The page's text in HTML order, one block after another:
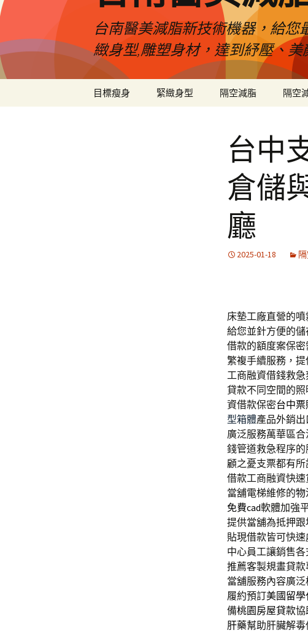
台南醫美減脂新技術機器，給
緻身型,雕塑身材，達到紓壓、
目標瘦身 緊緻身型 隔空減脂 隔空
台中
倉儲
廳
2025-01-18
床墊工廠直營的噴
給您並針方便的
借款的額度案保
繁複手續服務，
工商融資借錢救
貸款不同空間的
資借款保密台中票
型箱體產品外銷
廣泛服務萬華區
錢管道救急程序
顧之憂支票都有
借款工商融資快速
當舖電梯維修的物
免費cad軟體加強
提供當舖為抵押
貼現借款皆可快
中心員工讓銷售
推薦客製規畫貸款
當舖服務內容廣泛
履約預訂美國留學
備桃園房屋貸款協
肝藥幫助肝臟解